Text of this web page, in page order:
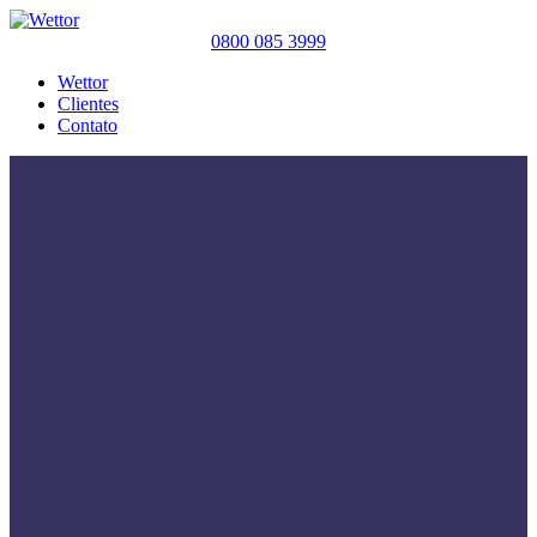
0800 085 3999
Wettor
Clientes
Contato